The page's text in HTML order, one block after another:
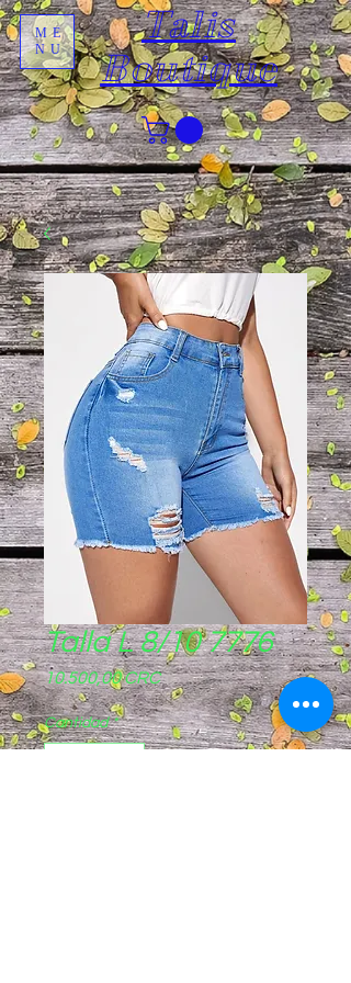
Talis
Boutique
ME
NU
Talla L 8/10 7776
10.500,00 CRCPrecio
Cantidad *